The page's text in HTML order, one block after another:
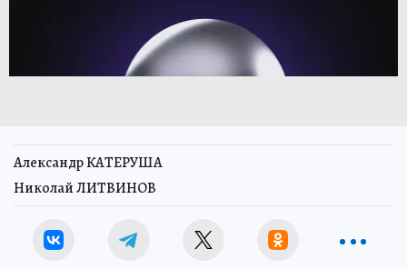
Александр КАТЕРУША
Николай ЛИТВИНОВ